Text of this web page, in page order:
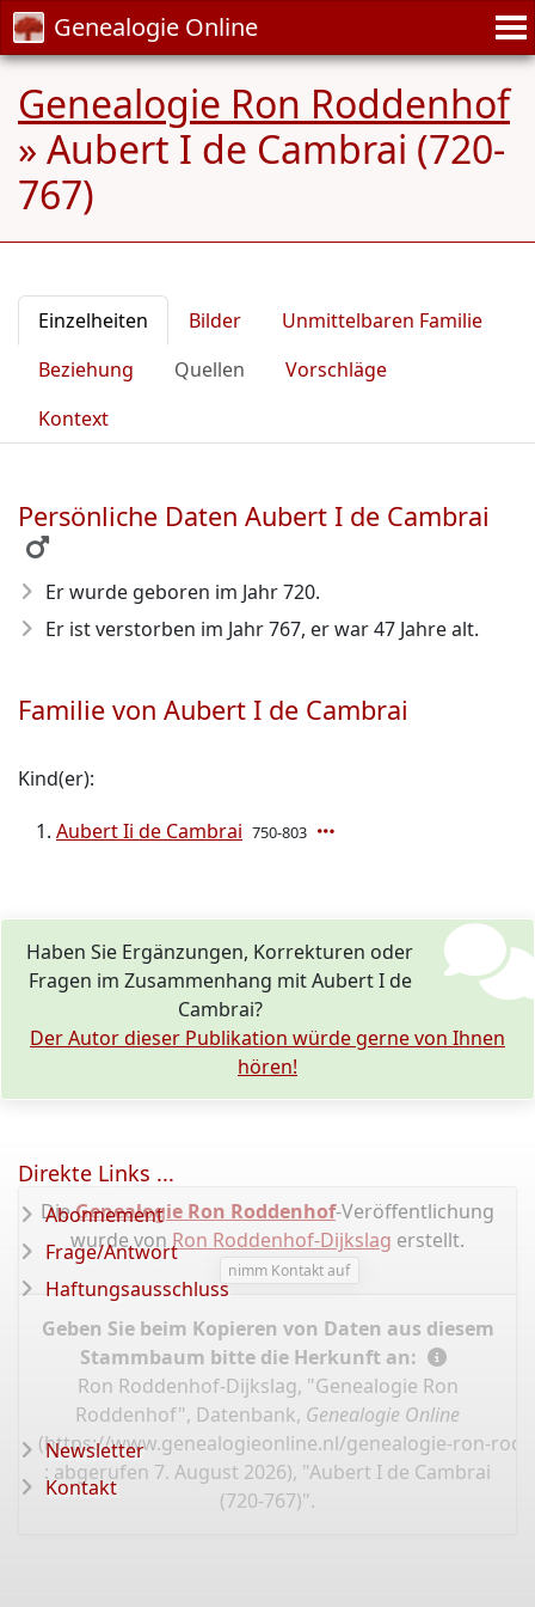
Genealogie Online
Genealogie Ron Roddenhof
» Aubert I de Cambrai (720-
767)
Einzelheiten Bilder
Unmittelbaren Familie
Beziehung
Quellen
Vorschläge
Kontext
Persönliche Daten Aubert I de Cambrai
Er wurde geboren im Jahr 720.
Er ist verstorben im Jahr 767, er war 47 Jahre alt.
Familie von Aubert I de Cambrai
Kind(er):
Aubert Ii de Cambrai 750-803
Haben Sie Ergänzungen, Korrekturen oder
Fragen im Zusammenhang mit Aubert I de
Cambrai?
Der Autor dieser Publikation würde gerne von Ihnen
hören!
DieGenealogie Ron Roddenhof-Veröffentlichung
wurde von Ron Roddenhof-Dijkslag erstellt.
nimm Kontakt auf
Geben Sie beim Kopieren von Daten aus diesem
Stammbaum bitte die Herkunft an:
Ron Roddenhof-Dijkslag, "Genealogie Ron
Roddenhof", Datenbank, Genealogie Online
(https://www.genealogieonline.nl/genealogie-ron-
: abgerufen 7. August 2026), "Aubert I de Cambrai
(720-767)".
Direkte Links ...
Abonnement
Frage/Antwort
Haftungsausschluss
Newsletter
Kontakt